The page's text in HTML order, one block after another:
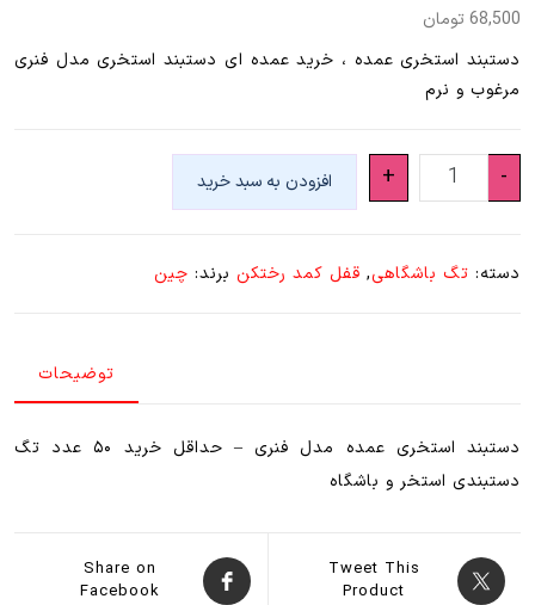
68,500تومان
دستبند استخری عمده ، خرید عمده ای دستبند استخری مدل فنری
مرغوب و نرم
-
دستبند
استخری
+ افزودن به سبد خرید
دسته: تگ باشگاهی, قفل کمد رختکن برند: چین
توضیحات
دستبند استخری عمده مدل فنری – حداقل خرید ۵۰ عدد تگ
دستبندی استخر و باشگاه
Tweet This
Product
Share on
Facebook